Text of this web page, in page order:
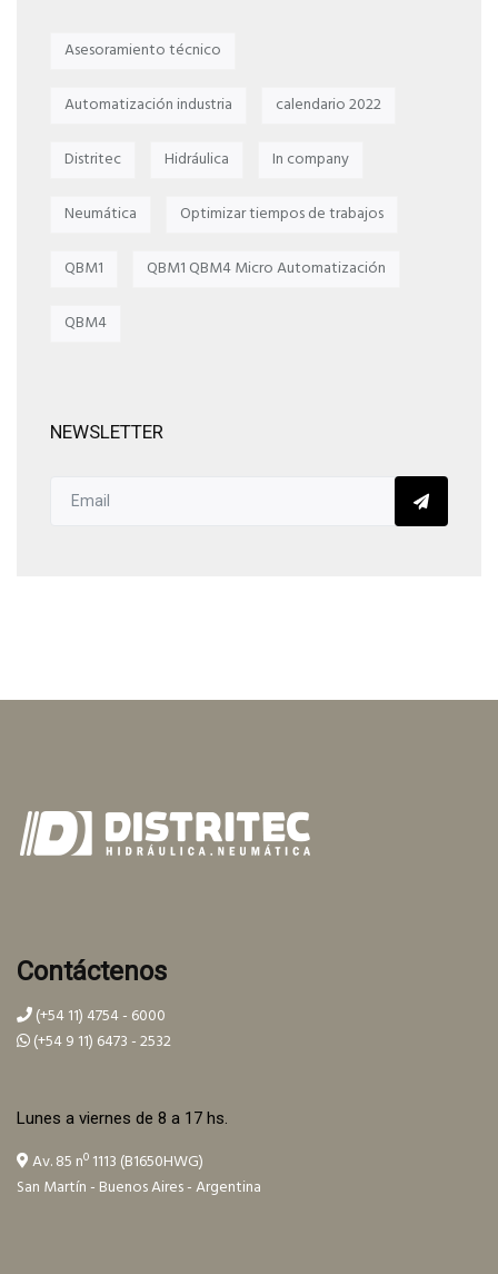
Asesoramiento técnico
Automatización industria calendario 2022
Distritec Hidráulica In company
Neumática Optimizar tiempos de trabajos
QBM1 QBM1 QBM4 Micro Automatización
QBM4
NEWSLETTER
Contáctenos
(+54 11) 4754 - 6000
(+54 9 11) 6473 - 2532
Lunes a viernes de 8 a 17 hs.
Av. 85 nº 1113 (B1650HWG)
San Martín - Buenos Aires - Argentina